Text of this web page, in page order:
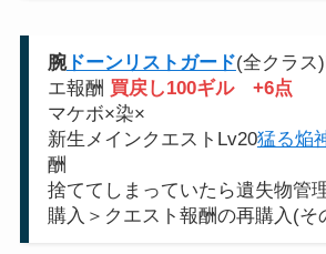
腕ドーンリストガード(全クラス
エ報酬 買戻し100ギル
+6点
マケボ×染×
新生メインクエストLv20猛る焔
酬
捨ててしまっていたら遺失物管
購入＞クエスト報酬の再購入(そ